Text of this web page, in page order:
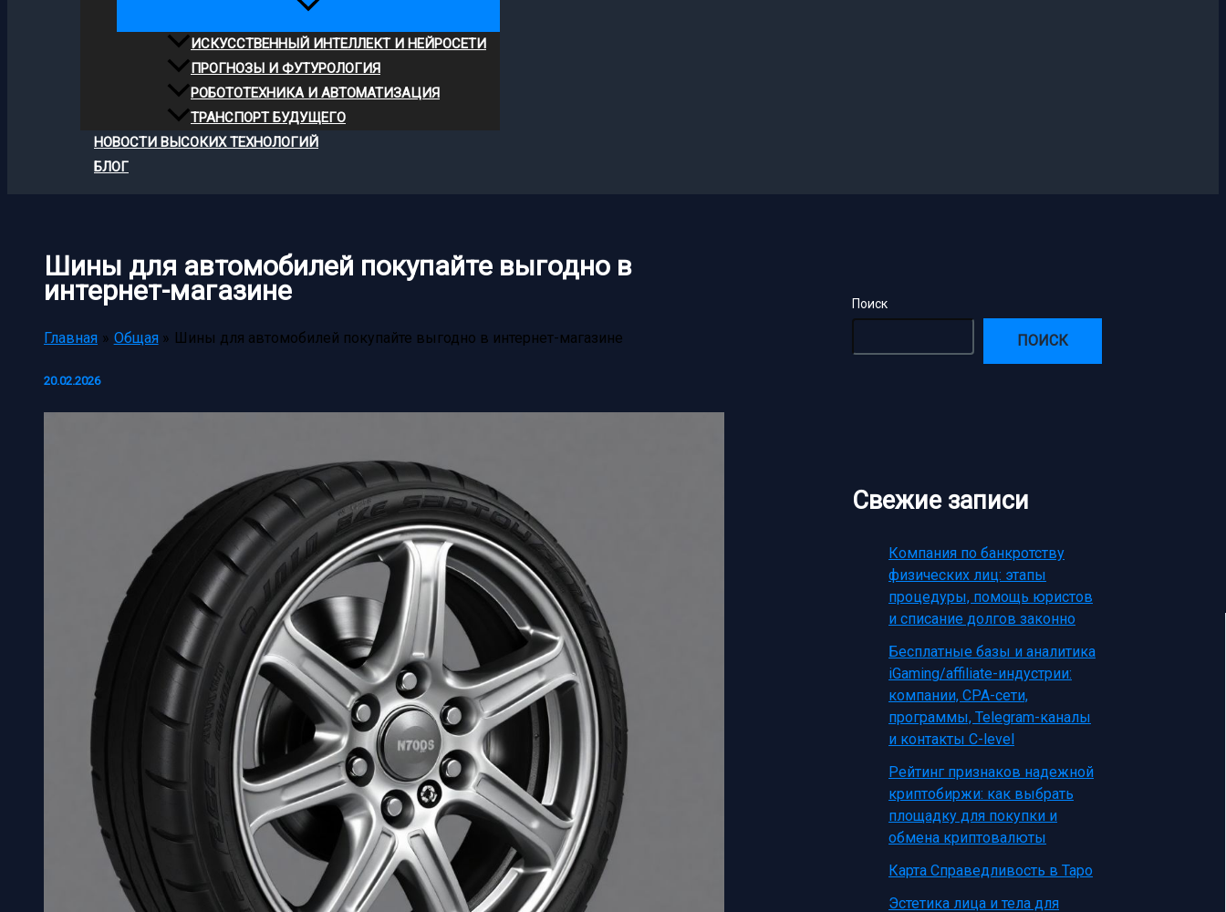
ИСКУССТВЕННЫЙ ИНТЕЛЛЕКТ И НЕЙРОСЕТИ
ПРОГНОЗЫ И ФУТУРОЛОГИЯ
РОБОТОТЕХНИКА И АВТОМАТИЗАЦИЯ
ТРАНСПОРТ БУДУЩЕГО
НОВОСТИ ВЫСОКИХ ТЕХНОЛОГИЙ
БЛОГ
Шины для автомобилей покупайте выгодно в
интернет-магазине
Главная Общая Шины для автомобилей покупайте выгодно в интернет-магазине
20.02.2026
Поиск
ПОИСК
Свежие записи
Компания по банкротству
физических лиц: этапы
процедуры, помощь юристов
и списание долгов законно
Бесплатные базы и аналитика
iGaming/affiliate-индустрии:
компании, CPA-сети,
программы, Telegram-каналы
и контакты C-level
Рейтинг признаков надежной
криптобиржи: как выбрать
площадку для покупки и
обмена криптовалюты
Карта Справедливость в Таро
Эстетика лица и тела для